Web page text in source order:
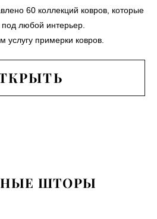
60 коллекций ковров, которые
под любой интерьер.
услугу примерки ковров.
ШТОРЫ